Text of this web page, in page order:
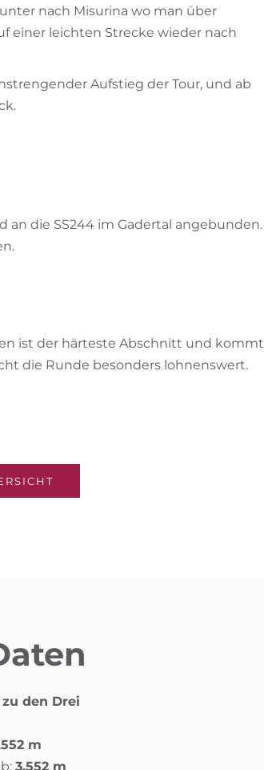
nach Misurina wo man über
einer leichten Strecke wieder nach
Aufstieg der Tour, und ab
an die SS244 im Gadertal angebunden.
ist der härteste Abschnitt und kommt
die Runde besonders lohnenswert.
den Drei
m
3.552 m